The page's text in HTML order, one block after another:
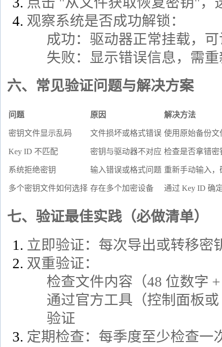
观察系统是否成功解锁：
成功：驱动器正常挂载，
失败：显示错误信息，需
六、常见验证问题与解决方案
问题 原因 解决方法
密钥文件显示乱码 文件损坏或格式错误 使用原始备份
Key ID 不匹配 密钥与驱动器不对应 检查是否拿错密
系统拒绝密钥 输入错误或格式问题 重新手动输入，
多个密钥文件如何选择 存在多个加密设备 通过 Key ID 确
七、验证最佳实践（必做清单）
立即验证：每次导出或转移密
双重验证：
检查文件内容（48 位数字
通过官方工具（控制面板
验证
定期检查：每季度至少检查一